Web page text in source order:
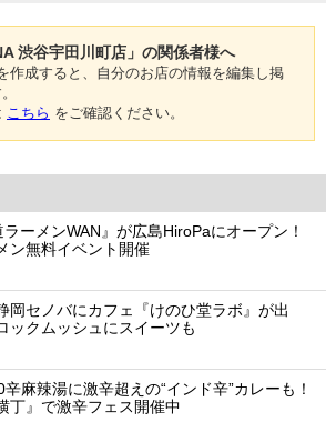
渋谷宇田川町店」の関係者様へ
作成すると、自分のお店の情報を編集し掲
こちら をご確認ください。
ーメンWAN』が広島HiroPaにオープン！
ン無料イベント開催
岡セノバにカフェ『けのひ堂ラボ』が出
ックムッシュにスイーツも
麻辣湯に激辛超えの“インド辛”カレーも！
丁』で激辛フェス開催中